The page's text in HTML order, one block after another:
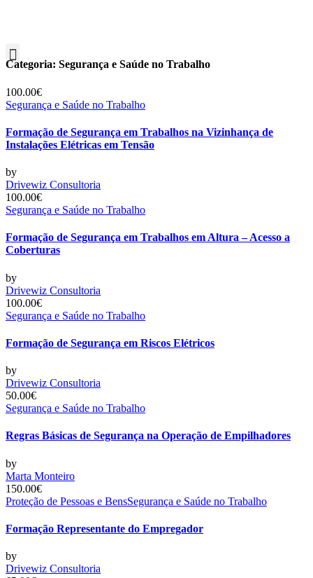
Categoria: Segurança e Saúde no Trabalho
100.00€
Segurança e Saúde no Trabalho
Formação de Segurança em Trabalhos na Vizinhança de
Instalações Elétricas em Tensão
by
Drivewiz Consultoria
100.00€
Segurança e Saúde no Trabalho
Formação de Segurança em Trabalhos em Altura – Acesso a
Coberturas
by
Drivewiz Consultoria
100.00€
Segurança e Saúde no Trabalho
Formação de Segurança em Riscos Elétricos
by
Drivewiz Consultoria
50.00€
Segurança e Saúde no Trabalho
Regras Básicas de Segurança na Operação de Empilhadores
by
Marta Monteiro
150.00€
Proteção de Pessoas e BensSegurança e Saúde no Trabalho
Formação Representante do Empregador
by
Drivewiz Consultoria